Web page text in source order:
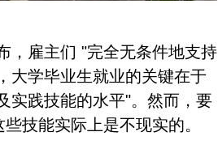
，雇主们 "完全无条件地支持
大学毕业生就业的关键在于
实践技能的水平"。然而，要
技能实际上是不现实的。